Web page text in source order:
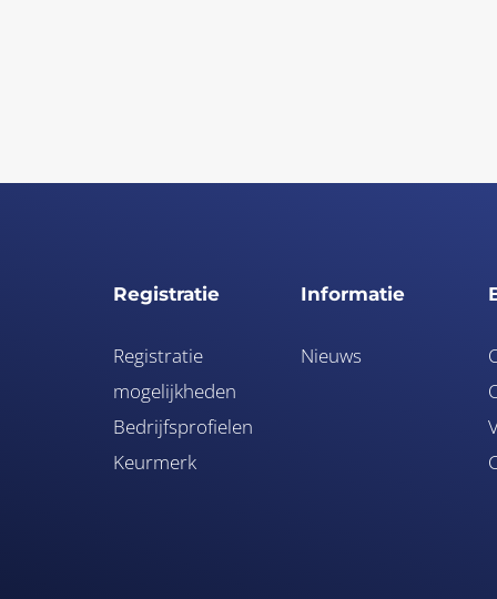
Registratie
Registratie
mogelijkheden
Bedrijfsprofielen
Keurmerk
Informatie
Nieuws